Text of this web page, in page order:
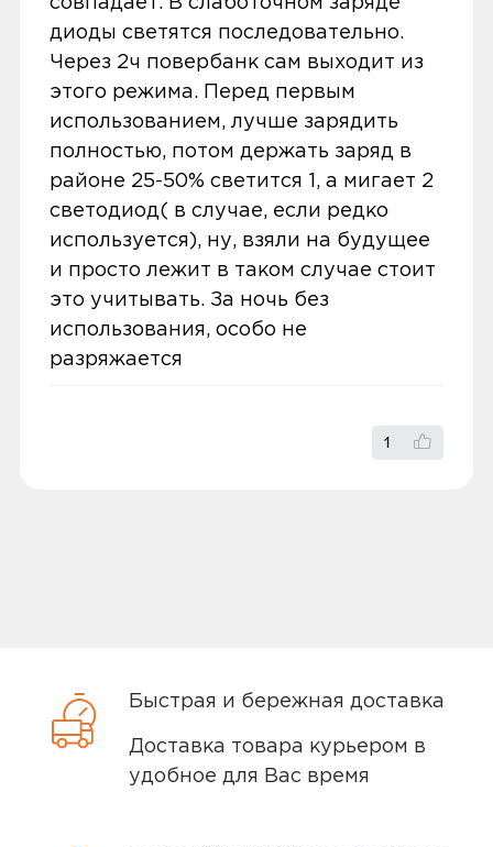
максимальной мощностью зарядки до 33
Вт, что позволяет выполнять зарядку двух
устройств одновременно.
USB Power Delivery
Xiaomi 33W Power Bank Pocket Edition
Proиспользуется оригинальный литий-
полимерный аккумулятор от ATL, который
снабжен девятиступенчатой системой
безопасности. Зарядка устройства
осуществляется с максимальной
мощностью до 22,5 Вт благодаря
LED-индикатор помогает следить за
питания можно включить двухчасовой
режим зарядки на минимальном токе, при
помощи которого можно зарядить
беспроводные наушники или фитнес-
1
По популярности
5.00
1
Написать отзыв
В нашем интернет-магазине весь товар
проходит предпродажную проверку. Мы
осматриваем технику на внешние
дефекты, проверяем комплектацию,
поэтому товар доставляется во вскрытой
упаковке. Исключение составляют
некоторые виды товаров под
собственными марками.
Дополнительные вопросы вы можете
задать по телефону8 (800) 240 0010
диоды светятся последовательно.
Через 2ч повербанк сам выходит из
этого режима. Перед первым
использованием, лучше зарядить
полностью, потом держать заряд в
районе 25-50% светится 1, а мигает 2
светодиод( в случае, если редко
используется), ну, взяли на будущее
и просто лежит в таком случае стоит
это учитывать. За ночь без
использования, особо не
разряжается
1
Быстрая и бережная доставка
Доставка товара курьером в
удобное для Вас время